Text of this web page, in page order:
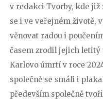
v redakci Tvorby, kde již
se i ve veřejném životě,
věnovat radou i
časem zrodil jejich letitý
Karlovo úmrtí v roce
společně se smáli i
především společně